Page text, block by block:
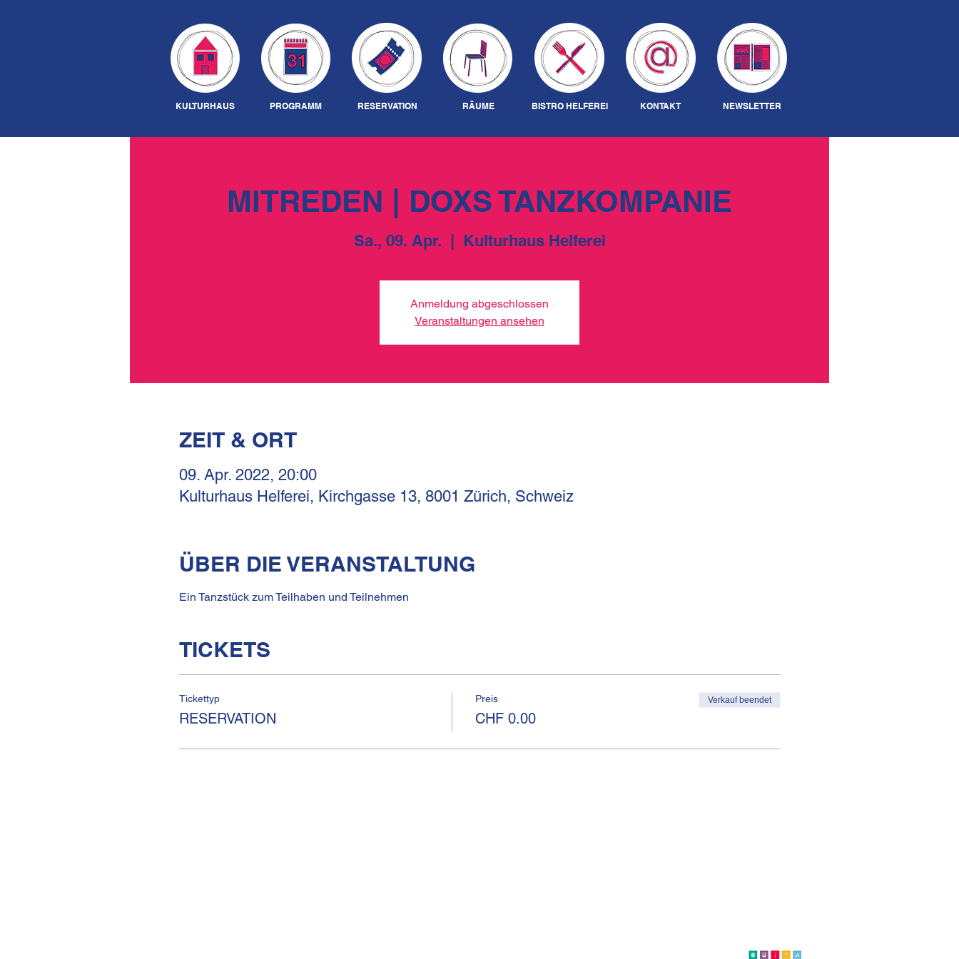
MITREDEN | DOXS TANZKOMPANIE
Sa., 09. Apr.
  |
Kulturhaus Helferei
Anmeldung abgeschlossen
Veranstaltungen ansehen
ZEIT & ORT
09. Apr. 2022, 20:00
Kulturhaus Helferei, Kirchgasse 13, 8001 Zürich, Schweiz
ÜBER DIE VERANSTALTUNG
Ein Tanzstück zum Teilhaben und Teilnehmen
TICKETS
Tickettyp
RESERVATION
Preis
CHF 0.00
Verkauf beendet
KULTURHAUS PROGRAMM RESERVATION RÄUME BISTRO HELFEREI KONTAKT NEWSLETTER